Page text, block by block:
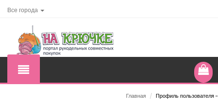
Все города
Главная / Профиль пользователя -